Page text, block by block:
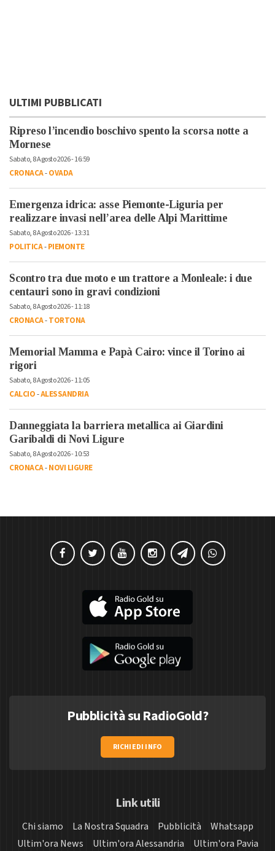
ULTIMI PUBBLICATI
Ripreso l’incendio boschivo spento la scorsa notte a
Mornese
Sabato, 8 Agosto 2026 - 16:59
CRONACA-OVADA
Emergenza idrica: asse Piemonte-Liguria per
realizzare invasi nell’area delle Alpi Marittime
Sabato, 8 Agosto 2026 - 13:31
POLITICA-PIEMONTE
Scontro tra due moto e un trattore a Monleale: i due
centauri sono in gravi condizioni
Sabato, 8 Agosto 2026 - 11:18
CRONACA-TORTONA
Memorial Mamma e Papà Cairo: vince il Torino ai
rigori
Sabato, 8 Agosto 2026 - 11:05
CALCIO-ALESSANDRIA
Danneggiata la barriera metallica ai Giardini
Garibaldi di Novi Ligure
Sabato, 8 Agosto 2026 - 10:53
CRONACA-NOVI LIGURE
Pubblicità su RadioGold?
RICHIEDI INFO
Link utili
Chi siamo La Nostra Squadra Pubblicità
Whatsapp
Ultim'ora News
Ultim'ora Alessandria
Ultim'ora Pavia